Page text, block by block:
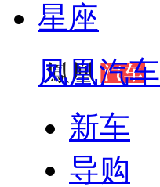
星座
凤凰汽车
新车
导购